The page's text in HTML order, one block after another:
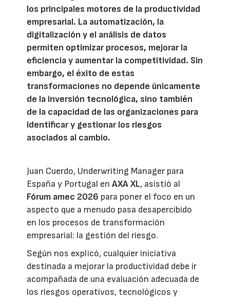
los principales motores de la productividad
empresarial. La automatización, la
digitalización y el análisis de datos
permiten optimizar procesos, mejorar la
eficiencia y aumentar la competitividad. Sin
embargo, el éxito de estas
transformaciones no depende únicamente
de la inversión tecnológica, sino también
de la capacidad de las organizaciones para
identificar y gestionar los riesgos
asociados al cambio.
Juan Cuerdo, Underwriting Manager para
España y Portugal enAXA XL, asistió al
Fórum amec 2026 para poner el foco en un
aspecto que a menudo pasa desapercibido
en los procesos de transformación
empresarial: la gestión del riesgo.
Según nos explicó, cualquier iniciativa
destinada a mejorar la productividad debe ir
acompañada de una evaluación adecuada de
los riesgos operativos, tecnológicos y